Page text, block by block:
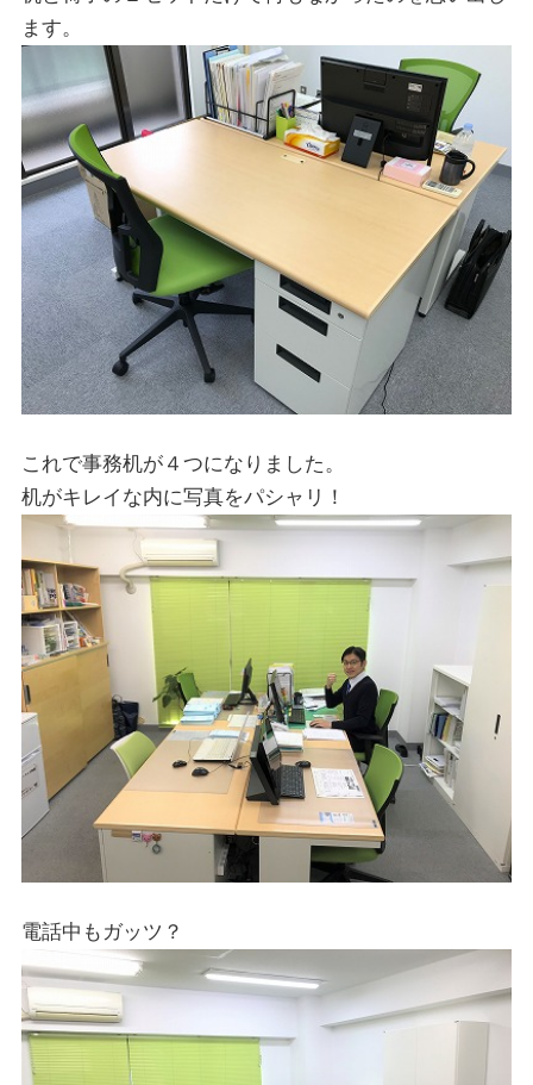
ます。
これで事務机が４つになりました。
机がキレイな内に写真をパシャリ！
電話中もガッツ？